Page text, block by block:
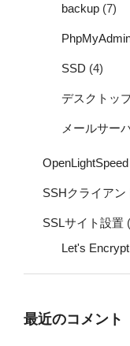
backup (7)
SSD (4)
デスクトッ
メールサー
OpenLightSpeed
SSHクライアン
SSLサイト設置
Let's Encrypt
最近のコメント